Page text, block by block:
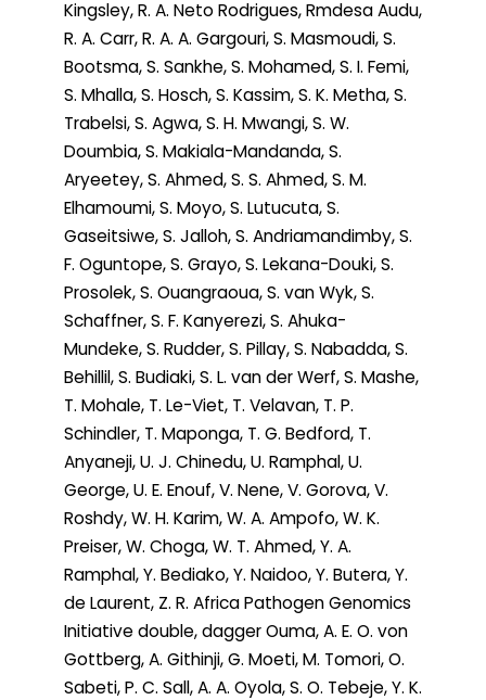
Kingsley, R. A. Neto Rodrigues, Rmdesa Audu,
R. A. Carr, R. A. A. Gargouri, S. Masmoudi, S.
Bootsma, S. Sankhe, S. Mohamed, S. I. Femi,
S. Mhalla, S. Hosch, S. Kassim, S. K. Metha, S.
Trabelsi, S. Agwa, S. H. Mwangi, S. W.
Doumbia, S. Makiala-Mandanda, S.
Aryeetey, S. Ahmed, S. S. Ahmed, S. M.
Elhamoumi, S. Moyo, S. Lutucuta, S.
Gaseitsiwe, S. Jalloh, S. Andriamandimby, S.
F. Oguntope, S. Grayo, S. Lekana-Douki, S.
Prosolek, S. Ouangraoua, S. van Wyk, S.
Schaffner, S. F. Kanyerezi, S. Ahuka-
Mundeke, S. Rudder, S. Pillay, S. Nabadda, S.
Behillil, S. Budiaki, S. L. van der Werf, S. Mashe,
T. Mohale, T. Le-Viet, T. Velavan, T. P.
Schindler, T. Maponga, T. G. Bedford, T.
Anyaneji, U. J. Chinedu, U. Ramphal, U.
George, U. E. Enouf, V. Nene, V. Gorova, V.
Roshdy, W. H. Karim, W. A. Ampofo, W. K.
Preiser, W. Choga, W. T. Ahmed, Y. A.
Ramphal, Y. Bediako, Y. Naidoo, Y. Butera, Y.
de Laurent, Z. R. Africa Pathogen Genomics
Initiative double, dagger Ouma, A. E. O. von
Gottberg, A. Githinji, G. Moeti, M. Tomori, O.
Sabeti, P. C. Sall, A. A. Oyola, S. O. Tebeje, Y. K.